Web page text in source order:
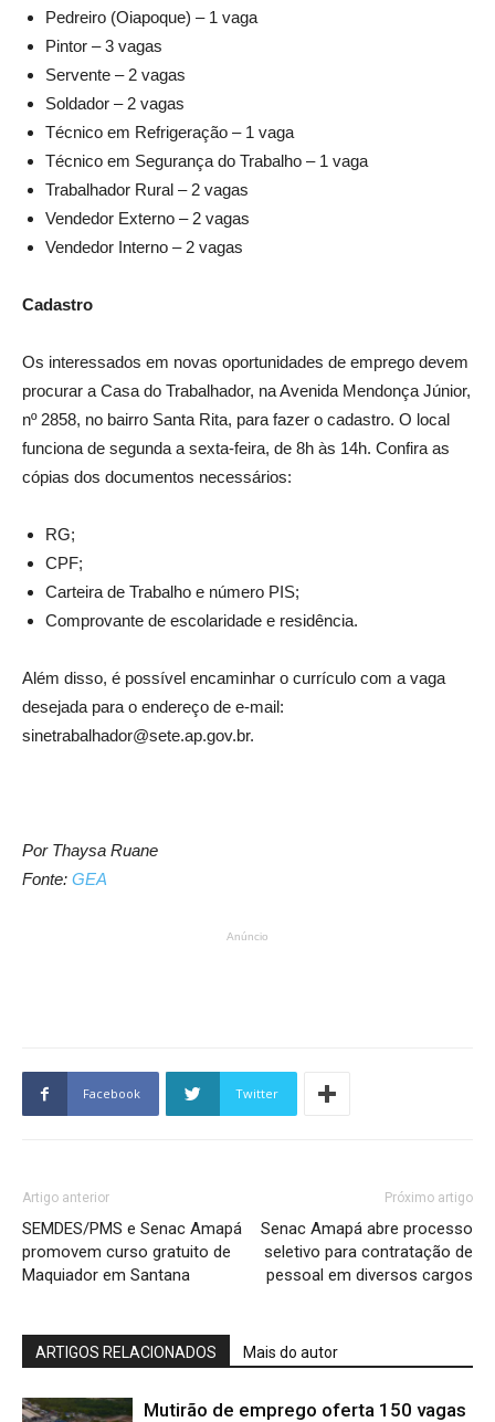
Pedreiro (Oiapoque) – 1 vaga
Pintor – 3 vagas
Servente – 2 vagas
Soldador – 2 vagas
Técnico em Refrigeração – 1 vaga
Técnico em Segurança do Trabalho – 1 vaga
Trabalhador Rural – 2 vagas
Vendedor Externo – 2 vagas
Vendedor Interno – 2 vagas
Cadastro
Os interessados em novas oportunidades de emprego devem
procurar a Casa do Trabalhador, na Avenida Mendonça Júnior,
nº 2858, no bairro Santa Rita, para fazer o cadastro. O local
funciona de segunda a sexta-feira, de 8h às 14h. Confira as
cópias dos documentos necessários:
RG;
CPF;
Carteira de Trabalho e número PIS;
Comprovante de escolaridade e residência.
Além disso, é possível encaminhar o currículo com a vaga
desejada para o endereço de e-mail:
sinetrabalhador@sete.ap.gov.br.
Por Thaysa Ruane
Fonte: GEA
Anúncio
Facebook Twitter
Artigo anterior
SEMDES/PMS e Senac Amapá
promovem curso gratuito de
Maquiador em Santana
Próximo artigo
Senac Amapá abre processo
seletivo para contratação de
pessoal em diversos cargos
ARTIGOS RELACIONADOS Mais do autor
Mutirão de emprego oferta 150 vagas